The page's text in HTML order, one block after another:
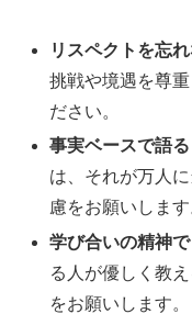
リスペクトを忘
挑戦や境遇を尊
ださい。
事実ベースで語る
は、それが万人
慮をお願いします
学び合いの精神で
る人が優しく教
をお願いします。